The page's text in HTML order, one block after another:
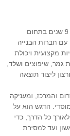
, ואני קבלן בעל ניסיון של מעל 9 שנים בתחום
עם חברות הבנייה
מקצועית ויכולת
גמר, שיפוצים ושלד,
ליצור תוצאה
והמרכז, ומעניקה
הדגש הוא על
כל הדרך, כדי
ועד למסירת